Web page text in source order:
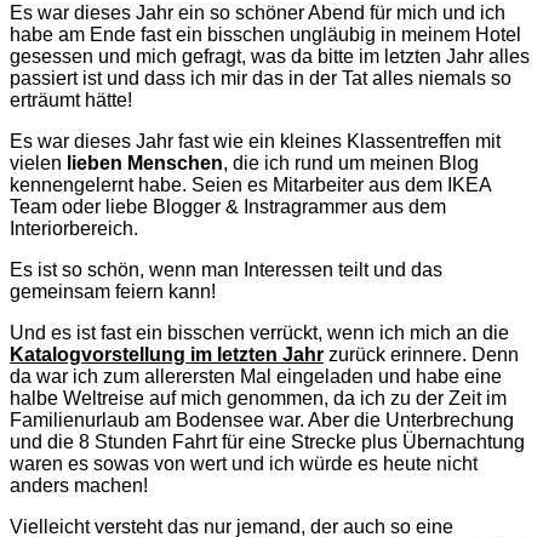
Es war dieses Jahr ein so schöner Abend für mich und ich
habe am Ende fast ein bisschen ungläubig in meinem Hotel
gesessen und mich gefragt, was da bitte im letzten Jahr alles
passiert ist und dass ich mir das in der Tat alles niemals so
erträumt hätte!
Es war dieses Jahr fast wie ein kleines Klassentreffen mit
vielen lieben Menschen, die ich rund um meinen Blog
kennengelernt habe. Seien es Mitarbeiter aus dem IKEA
Team oder liebe Blogger & Instragrammer aus dem
Interiorbereich.
Es ist so schön, wenn man Interessen teilt und das
gemeinsam feiern kann!
Und es ist fast ein bisschen verrückt, wenn ich mich an die
Katalogvorstellung im letzten Jahr zurück erinnere. Denn
da war ich zum allerersten Mal eingeladen und habe eine
halbe Weltreise auf mich genommen, da ich zu der Zeit im
Familienurlaub am Bodensee war. Aber die Unterbrechung
und die 8 Stunden Fahrt für eine Strecke plus Übernachtung
waren es sowas von wert und ich würde es heute nicht
anders machen!
Vielleicht versteht das nur jemand, der auch so eine